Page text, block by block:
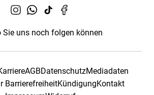
Sie uns noch folgen können
AGBDatenschutzMediadaten
BarrierefreiheitKündigungKontakt